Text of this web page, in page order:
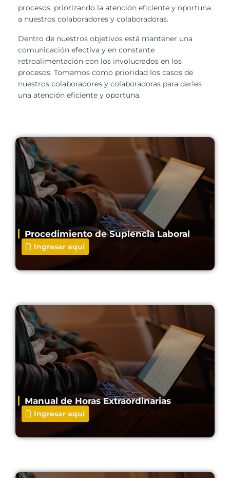
procesos, priorizando la atención eficiente y oportuna
a nuestros colaboradores y colaboradoras.
Dentro de nuestros objetivos está mantener una
comunicación efectiva y en constante
retroalimentación con los involucrados en los
procesos. Tomamos como prioridad los casos de
nuestros colaboradores y colaboradoras para darles
una atención eficiente y oportuna.
Procedimiento de Suplencia Laboral
Ingresar aquí
Manual de Horas Extraordinarias
Ingresar aquí